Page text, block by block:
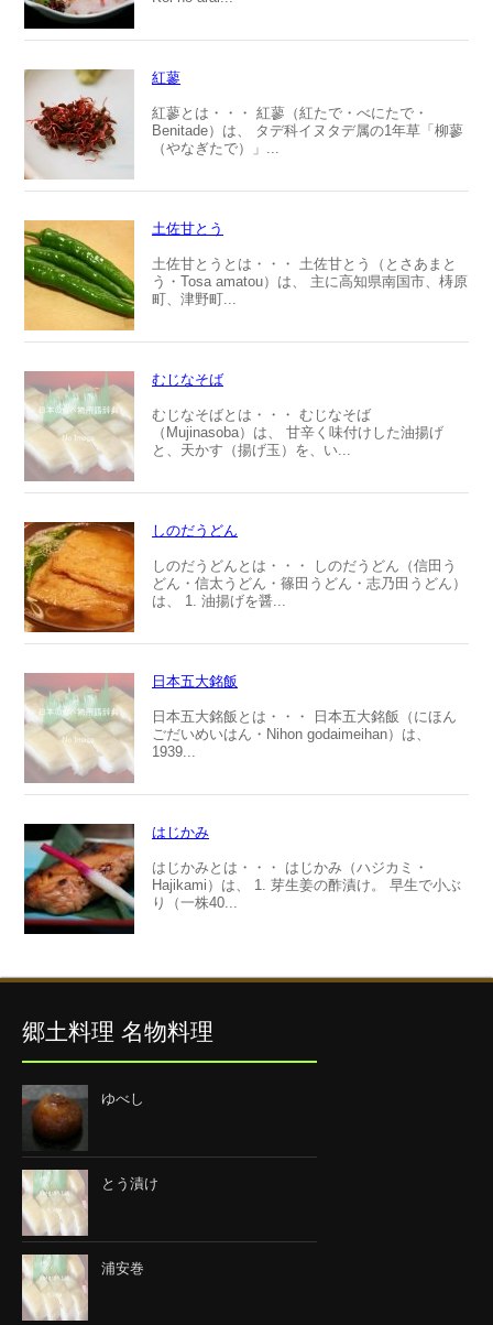
紅蓼
紅蓼とは・・・ 紅蓼（紅たで・べにたで・
Benitade）は、 タデ科イヌタデ属の1年草「柳蓼
（やなぎたで）」...
土佐甘とう
土佐甘とうとは・・・ 土佐甘とう（とさあまと
う・Tosa amatou）は、 主に高知県南国市、梼原
町、津野町...
むじなそば
むじなそばとは・・・ むじなそば
（Mujinasoba）は、 甘辛く味付けした油揚げ
と、天かす（揚げ玉）を、い...
しのだうどん
しのだうどんとは・・・ しのだうどん（信田う
どん・信太うどん・篠田うどん・志乃田うどん）
は、 1. 油揚げを醤...
日本五大銘飯
日本五大銘飯とは・・・ 日本五大銘飯（にほん
ごだいめいはん・Nihon godaimeihan）は、
1939...
はじかみ
はじかみとは・・・ はじかみ（ハジカミ・
Hajikami）は、 1. 芽生姜の酢漬け。 早生で小ぶ
り（一株40...
郷土料理 名物料理
ゆべし
とう漬け
浦安巻